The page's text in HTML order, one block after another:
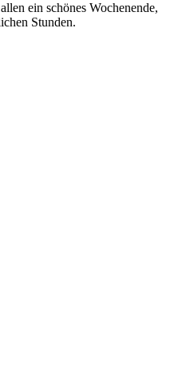
ein schönes Wochenende,
Stunden.